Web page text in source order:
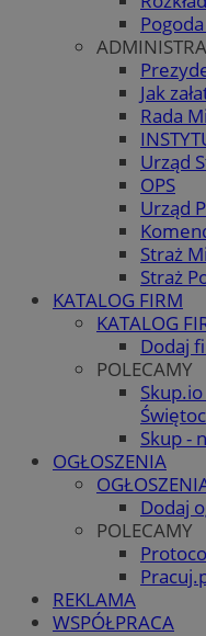
Jak
Rada
Urząd
OPS
Urząd
Straż
Straż
KATALOG FIRM
KATALOG
Dodaj
POLECAMY
Skup -
OGŁOSZENIA
Dodaj
POLECAMY
REKLAMA
WSPÓŁPRACA